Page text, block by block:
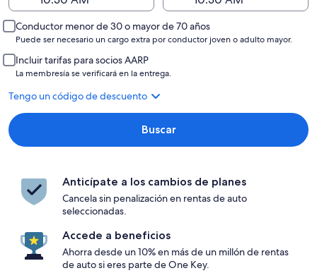
Conductor menor de 30 o mayor de 70 años
Puede ser necesario un cargo extra por conductor joven o adulto mayor.
Incluir tarifas para socios AARP
La membresía se verificará en la entrega.
Tengo un código de descuento
Buscar
Anticípate a los cambios de planes
Cancela sin penalización en rentas de auto
seleccionadas.
Accede a beneficios
Ahorra desde un 10% en más de un millón de rentas
de auto si eres parte de One Key.